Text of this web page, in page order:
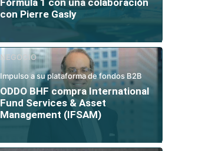
Fórmula 1 con una colaboración
con Pierre Gasly
NEGOCIO
Impulso a su plataforma de fondos B2B
ODDO BHF compra International
Fund Services & Asset
Management (IFSAM)